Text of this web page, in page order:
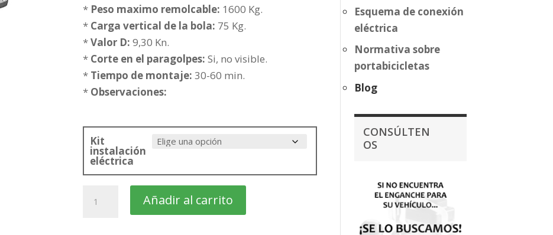
320,89€
hasta
* Peso maximo remolcable: 1600 Kg.
* Carga vertical de la bola: 75 Kg.
*Valor D: 9,30 Kn.
* Corte en el paragolpes: Si, no visible.
* Tiempo de montaje: 30-60 min.
* Observaciones:
Kit
instalación
eléctrica
Zafira
Añadir al carrito
Esquema de conexión
eléctrica
Normativa sobre
portabicicletas
Blog
CONSÚLTEN
OS